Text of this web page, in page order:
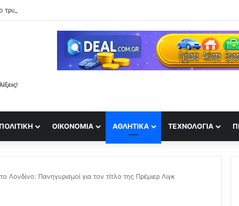
τρυφερό οικογενειακό στιγμιότυπο με την Άννα Θεοδωρίδη και τον γιο τους
ΠΟΛΙΤΙΚΉ ΟΙΚΟΝΟΜΊΑ ΑΘΛΗΤΙΚΆ ΤΕΧΝΟΛΟΓΊΑ
Πανηγυρισμοί για τον τίτλο της Πρέμιερ Λιγκ